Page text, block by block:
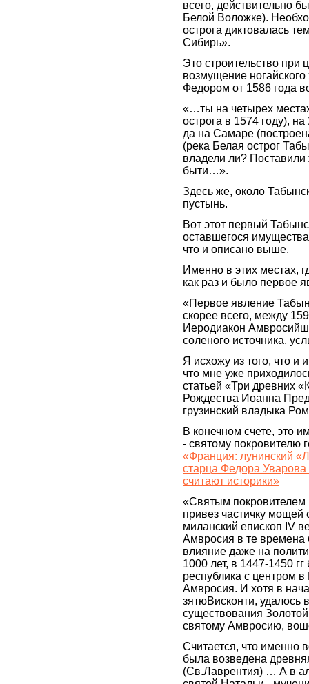
всего, действительно
Белой Воложке).
острога диктовалась
Сибирь».
Это строительство
возмущение
Федором от 1586 года
«…ты на четырех
острога в 1574 году),
да на Самаре
(река Белая острог
владели ли?
быти…».
Здесь же, около
пустынь.
Вот этот первый
оставшегося
что и описано выше.
Именно в этих местах,
как раз и было первое
«Первое явление
скорее всего, между
Иеродиакон
соленого источника,
Я исхожу из того, что и
что мне уже
статьей «Три древних
Рождества Иоанна
грузинский владыка
В конечном счете, это
- святому покровителю
«Франция: лунинский
старца Федора
считают историки»
«Святым покровителем
привез частичку
миланский епископ IV
Амвросия в те времена
влияние даже на
1000 лет, в 1447-1450
республика с центром
Амвросия. И хотя в
зятюВисконти, удалось
существования
святому Амвросию,
Считается, что именно
была возведена
(Св.Лаврентия) … А в